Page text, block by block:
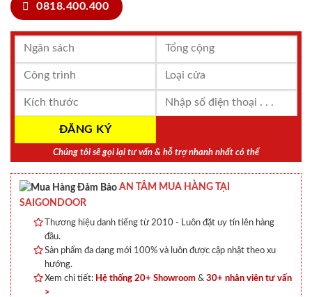
0818.400.400
Chúng tôi sẽ gọi lại tư vấn & hỗ trợ nhanh nhất có thể
AN TÂM MUA HÀNG TẠI
SAIGONDOOR
Thương hiệu danh tiếng từ 2010 - Luôn đặt uy tín lên hàng
đầu.
Sản phẩm đa dạng mới 100% và luôn được cập nhật theo xu
hướng.
Xem chi tiết: Hệ thống 20+ Showroom & 30+ nhân viên tư vấn
>